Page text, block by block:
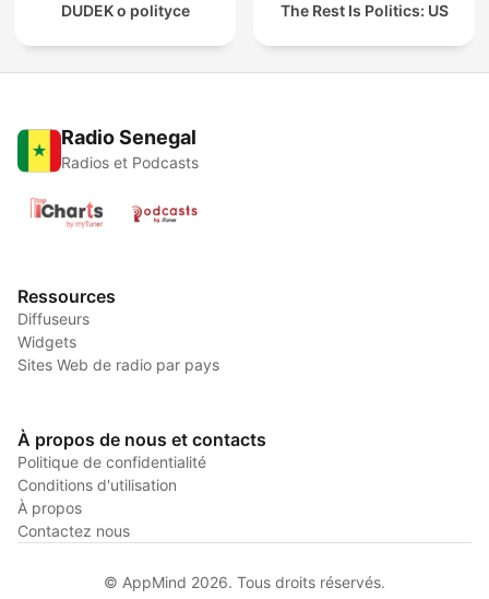
DUDEK o polityce The Rest Is Politics: US
Radio Senegal
Radios et Podcasts
Ressources
Diffuseurs
Widgets
Sites Web de radio par pays
À propos de nous et contacts
Politique de confidentialité
Conditions d'utilisation
À propos
Contactez nous
© AppMind 2026. Tous droits réservés.